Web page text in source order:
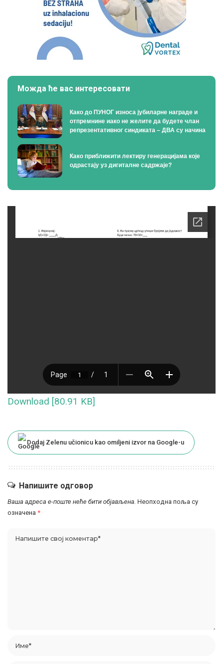
Можда ће вас интересовати
Како до ПУНОГ износа јубиларне награде и
отпремнине иако не желите да будете члан
репрезентативног синдиката – ДВА су начина
Како приближити лектиру генерацијама које
одрастају уз дигиталне садржаје?
Download [80.91 KB]
Dodaj Zelenu učionicu kao omiljeni izvor na Google-u
Напишите одговор
Ваша адреса е-поште неће бити објављена. Неопходна поља су
означена *